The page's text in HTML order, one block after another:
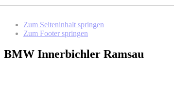
Zum Seiteninhalt springen
Zum Footer springen
BMW Innerbichler Ramsau